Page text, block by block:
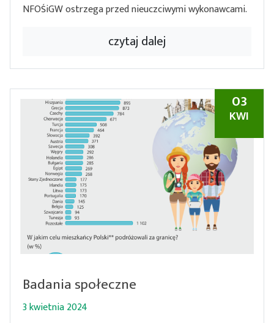
NFOŚiGW ostrzega przed nieuczciwymi wykonawcami.
czytaj dalej
03
KWI
Badania społeczne
3 kwietnia 2024